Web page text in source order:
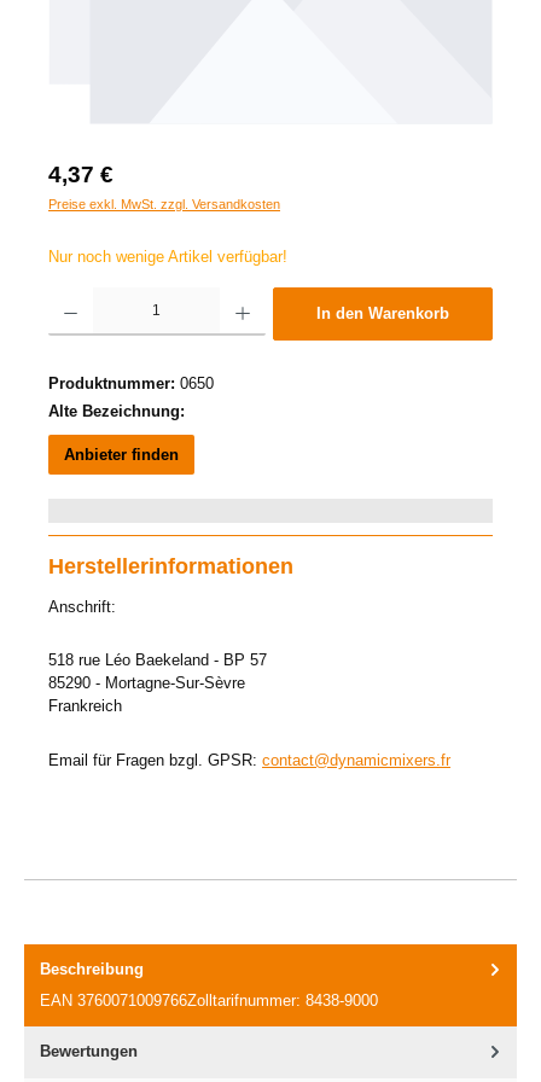
4,37 €
Preise exkl. MwSt. zzgl. Versandkosten
Nur noch wenige Artikel verfügbar!
Produkt Anzahl: Gib den gewünschten Wert ein oder benutze die Schaltflächen um die
In den Warenkorb
Produktnummer: 0650
Alte Bezeichnung:
Anbieter finden
Herstellerinformationen
Anschrift:
518 rue Léo Baekeland - BP 57
85290 - Mortagne-Sur-Sèvre
Frankreich
Email für Fragen bzgl. GPSR: contact@dynamicmixers.fr
Beschreibung
EAN 3760071009766Zolltarifnummer: 8438-9000
Bewertungen